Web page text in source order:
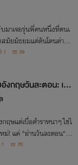
มาเจอรุ่นพี่คนหนึ่งที่ตนเ
มัยมัธยมแต่ดันโดนด่ากลั
นึกว่าจะหมดเวรห
แต่เจ้าตัวกลับตามตื๊อไม่
1 29
งกฤษวันละตอน: เก่ง
งท่องศัพท์ (มีคำแป
ฤษแต่เบื่อตำราหนาๆ ใช่ไ
ม่! แค่ "อ่านวันละตอน" ก็เ
นื้อหาภาษาอังกฤษ 120
ว 👉 ไล่ระดับจาก ง่าย -
1 70